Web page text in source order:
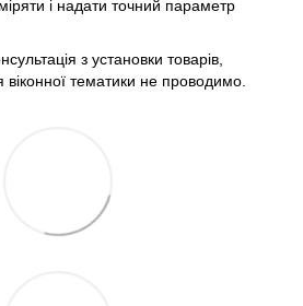
і надати точний параметр
з установки товарів,
віконної тематики не проводимо.